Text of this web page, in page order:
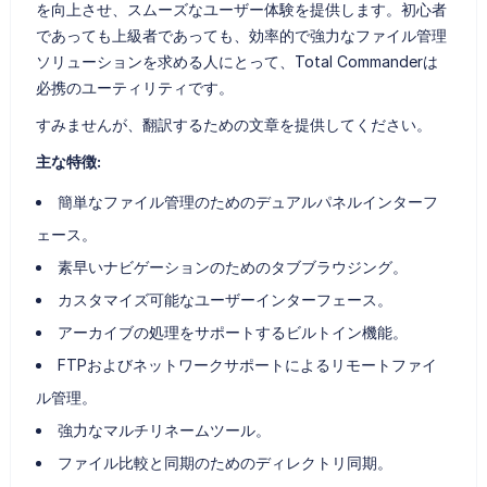
を向上させ、スムーズなユーザー体験を提供します。初心者
であっても上級者であっても、効率的で強力なファイル管理
ソリューションを求める人にとって、Total Commanderは
必携のユーティリティです。
すみませんが、翻訳するための文章を提供してください。
主な特徴:
簡単なファイル管理のためのデュアルパネルインターフ
ェース。
素早いナビゲーションのためのタブブラウジング。
カスタマイズ可能なユーザーインターフェース。
アーカイブの処理をサポートするビルトイン機能。
FTPおよびネットワークサポートによるリモートファイ
ル管理。
強力なマルチリネームツール。
ファイル比較と同期のためのディレクトリ同期。